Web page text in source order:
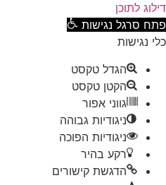
לתוכן
סרגל נגישות
נגישות
הגדל טקסט
הקטן טקסט
גווני אפור
ניגודיות גבוהה
ניגודיות הפוכה
רקע בהיר
הדגשת קישורים